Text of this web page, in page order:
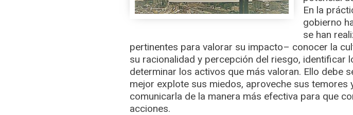
En la
gobierno
se han
pertinentes para valorar su impacto– conocer la
su racionalidad y percepción del riesgo, identificar
determinar los activos que más valoran. Ello debe
mejor explote sus miedos, aproveche sus
comunicarla de la manera más efectiva para que
acciones.